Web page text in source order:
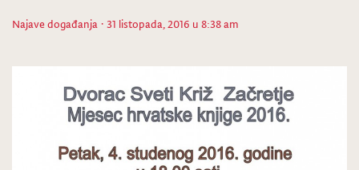
Najave događanja · 31 listopada, 2016 u 8:38 am